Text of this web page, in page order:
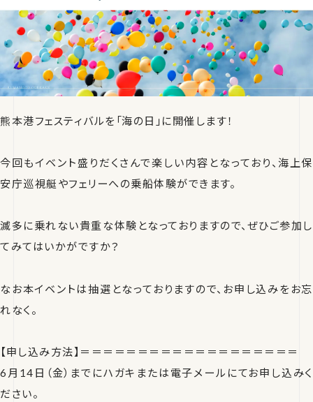
熊本港フェスティバルを「海の日」に開催します！
今回もイベント盛りだくさんで楽しい内容となっており、海上保
安庁巡視艇やフェリーへの乗船体験ができます。
滅多に乗れない貴重な体験となっておりますので、ぜひご参加し
てみてはいかがですか？
なお本イベントは抽選となっておりますので、お申し込みをお忘
れなく。
【申し込み方法】＝＝＝＝＝＝＝＝＝＝＝＝＝＝＝＝＝＝＝
6月14日（金）までにハガキまたは電子メールにてお申し込みく
ださい。